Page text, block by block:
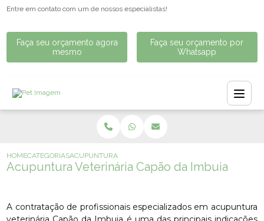
Entre em contato com um de nossos especialistas!
Faça seu orçamento agora
mesmo
Faça seu orçamento por
Whatsapp
HOMECATEGORIASACUPUNTURA VETERINÁRIA CAPÃO DA IMBUIA
Acupuntura Veterinária Capão da Imbuia
A contratação de profissionais especializados em acupuntura